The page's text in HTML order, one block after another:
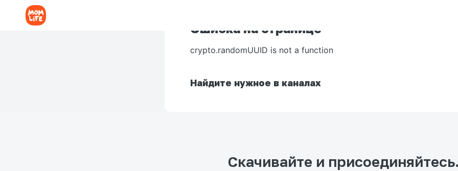
Ошибка на странице
crypto.randomUUID is not a function
Найдите нужное в каналах
Скачивайте и присоединяйтесь.